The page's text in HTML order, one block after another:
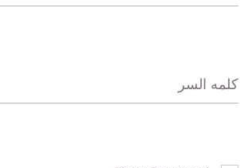
كلمه السر